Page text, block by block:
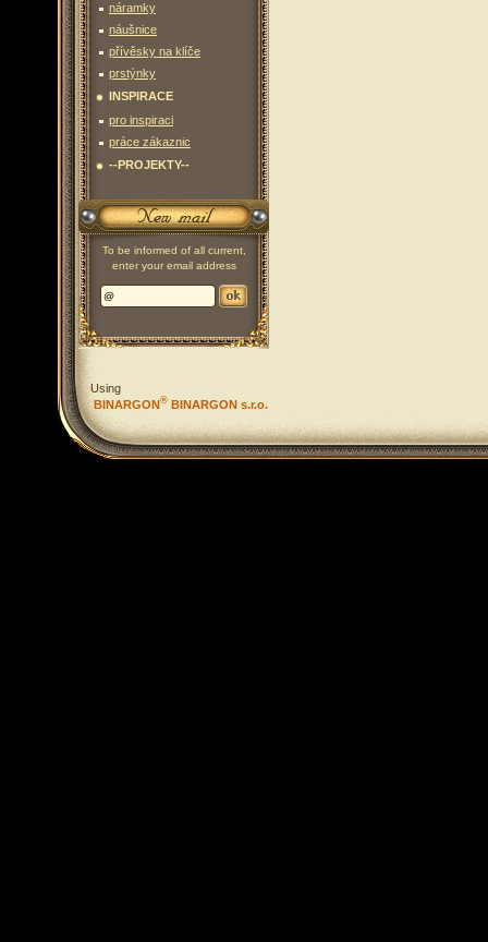
náramky
náušnice
přívěsky na klíče
prstýnky
INSPIRACE
pro inspiraci
práce zákaznic
--PROJEKTY--
To be informed of all current,
enter your email address
Using
BINARGON® BINARGON s.r.o.